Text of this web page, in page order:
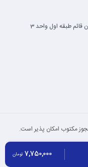
7,750,000 تومان
مکتوب امکان پذیر است.